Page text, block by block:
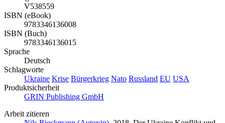
V538559
ISBN (eBook)
9783346136008
ISBN (Buch)
9783346136015
Sprache
Deutsch
Schlagworte
Ukraine Krise Bürgerkrieg Nato Russland EU USA
Produktsicherheit
GRIN Publishing GmbH
Arbeit zitieren